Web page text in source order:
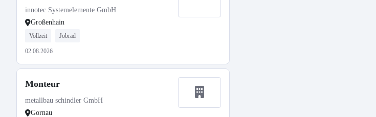
innotec Systemelemente GmbH
Großenhain
Vollzeit Jobrad
02.08.2026
Monteur
metallbau schindler GmbH
Gornau